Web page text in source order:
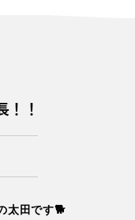
！！
太田です🐕